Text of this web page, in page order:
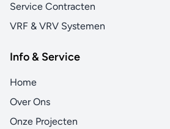
Service Contracten
VRF & VRV Systemen
Info & Service
Home
Over Ons
Onze Projecten